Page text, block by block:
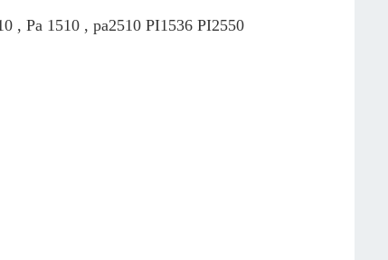
, Pa 1510 , pa2510 PI1536 PI2550